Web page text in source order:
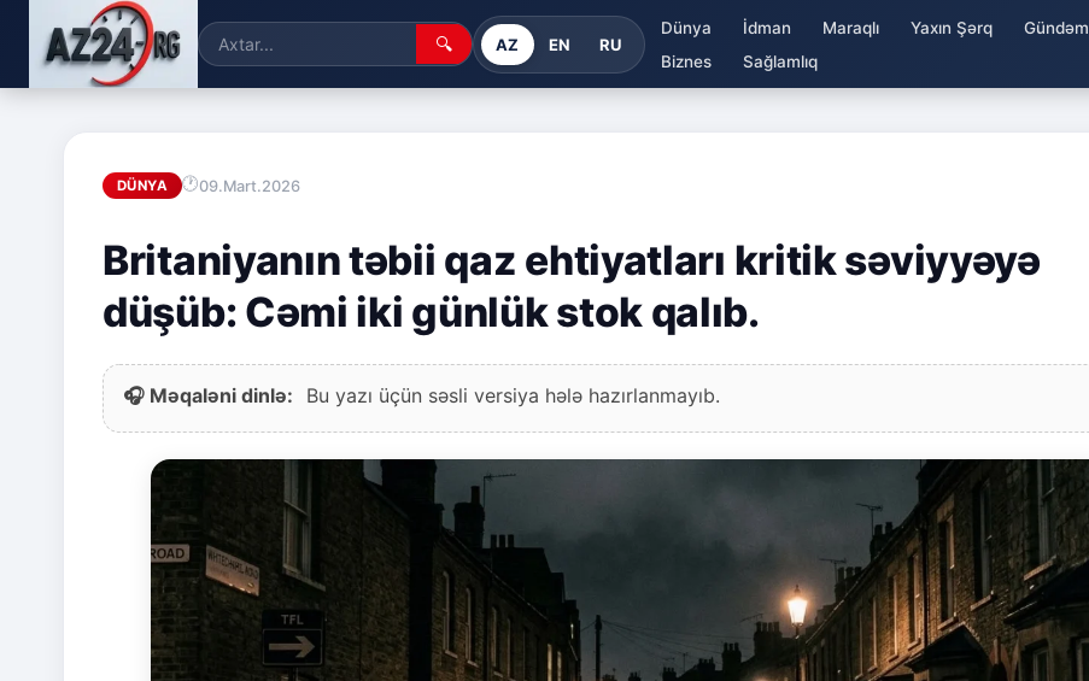
🔍 AZ EN RU
Dünya İdman Maraqlı Yaxın Şərq Gündəm
Biznes
Sağlamlıq
DÜNYA 09.Mart.2026
Britaniyanın təbii qaz ehtiyatları kritik səviyyəyə
düşüb: Cəmi iki günlük stok qalıb.
🎧 Məqaləni dinlə: Bu yazı üçün səsli versiya hələ hazırlanmayıb.